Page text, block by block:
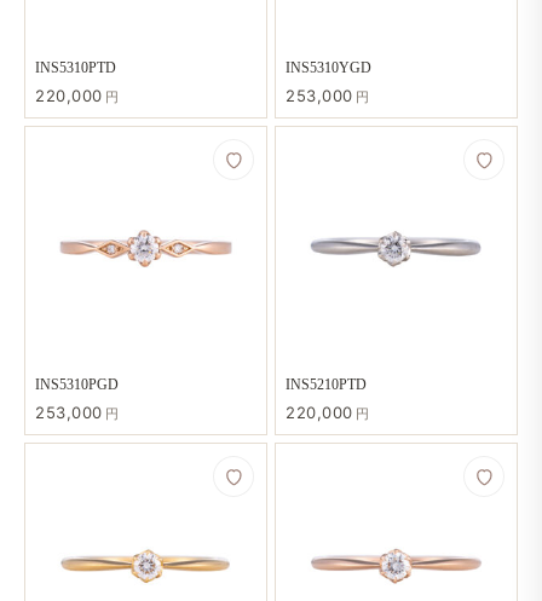
INS5310PTD
220,000 円
INS5310YGD
253,000 円
INS5310PGD
253,000 円
INS5210PTD
220,000 円